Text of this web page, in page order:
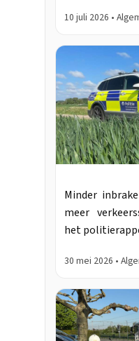
10 juli 2026 •
Minder
meer
het
30 mei 2026 •